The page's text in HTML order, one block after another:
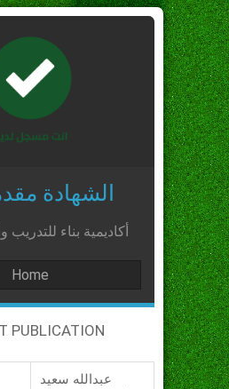
الشهادة
أكاديمية بناء للتدريب
Home
PUBLICATION
عبدالله سعيد